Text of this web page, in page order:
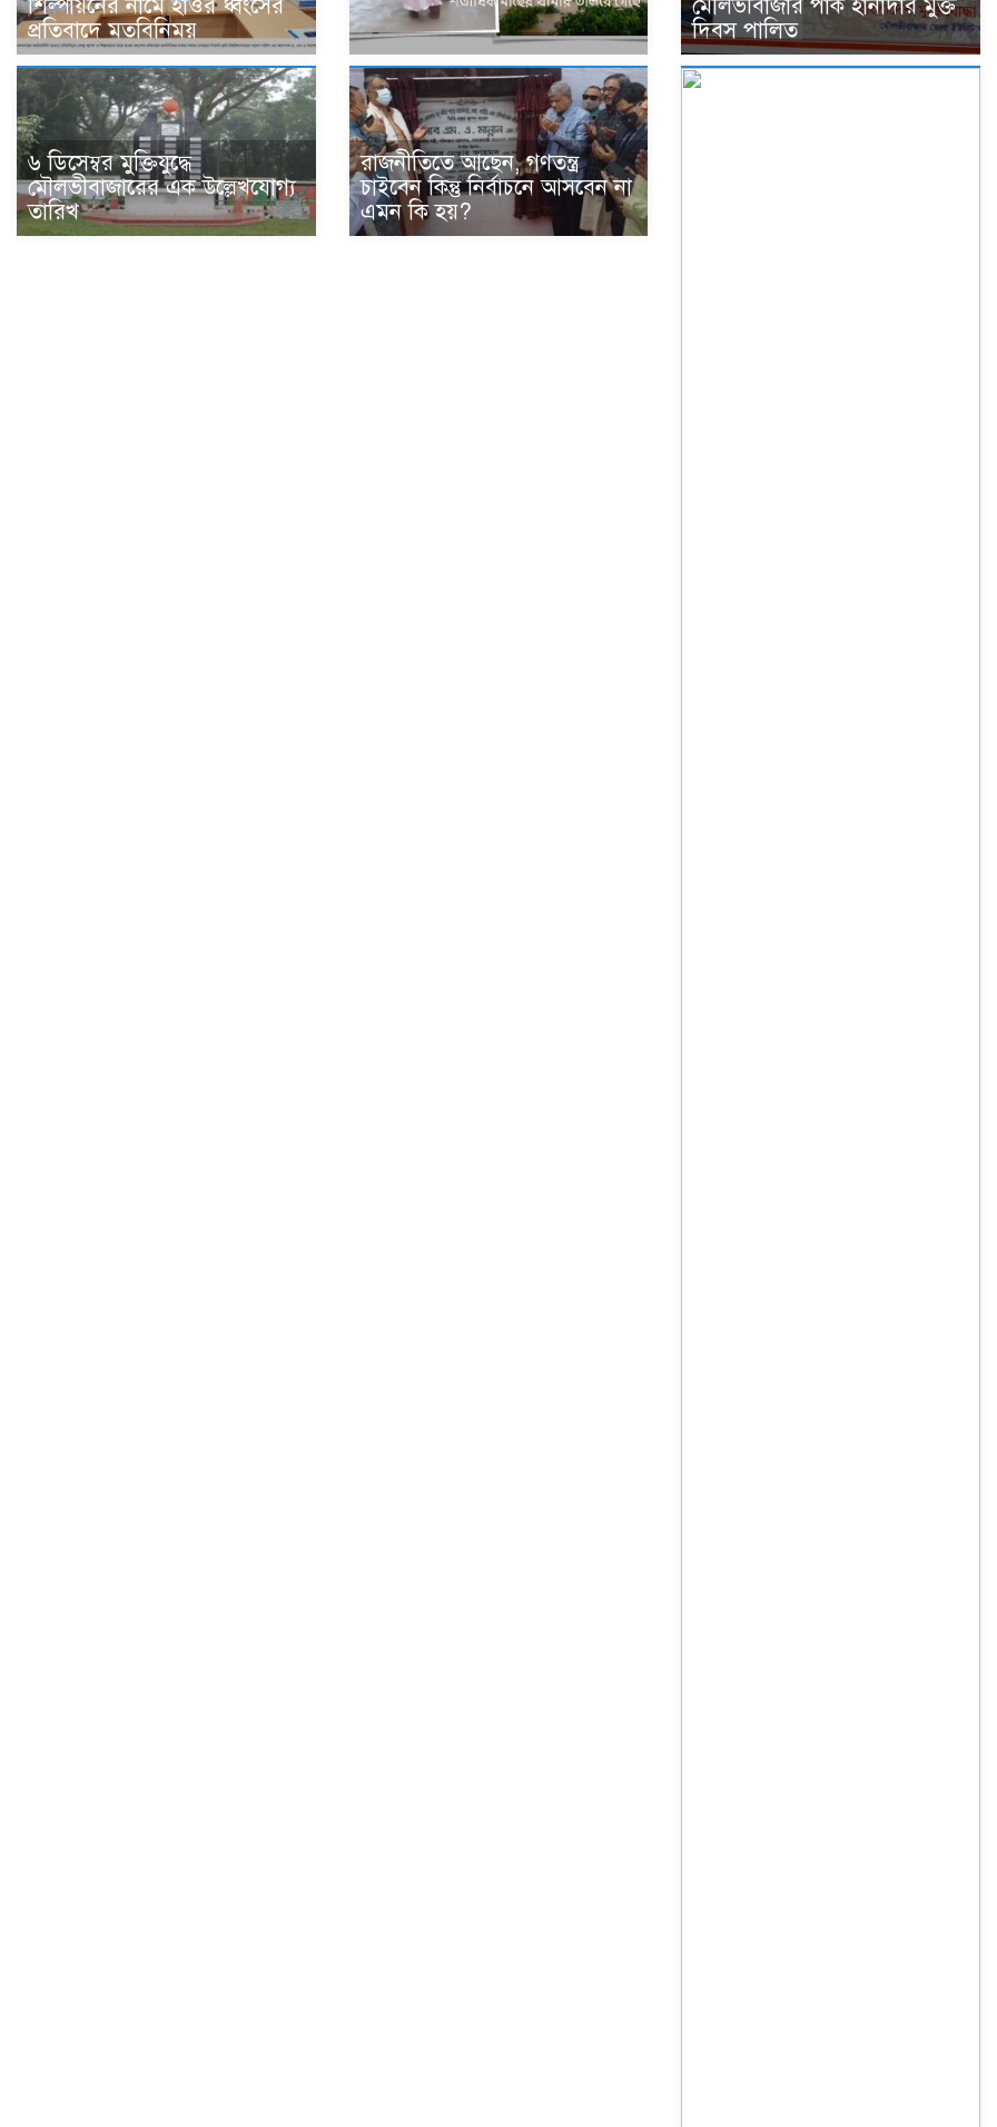
শিল্পায়নের নামে হাওর ধ্বংসের
প্রতিবাদে মতবিনিময়
মৌলভীবাজার পাক হানাদার মুক্ত
দিবস পালিত
৬ ডিসেম্বর মুক্তিযুদ্ধে
মৌলভীবাজারের এক উল্লেখযোগ্য
তারিখ
রাজনীতিতে আছেন, গণতন্ত্র
চাইবেন কিন্তু নির্বাচনে আসবেন না
এমন কি হয়?